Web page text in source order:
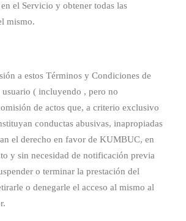
el Servicio y obtener todas las
mismo.
a estos Términos y Condiciones de
( incluyendo , pero no
de actos que, a criterio exclusivo
conductas abusivas, inapropiadas
el derecho en favor de KUMBUC, en
y sin necesidad de notificación previa
o terminar la prestación del
o denegarle el acceso al mismo al